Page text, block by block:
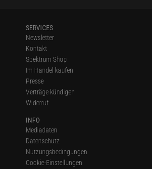
SERVICES
Newsletter
Kontakt
Spektrum Shop
Im Handel kaufen
Presse
Verträge kündigen
Widerruf
INFO
Mediadaten
Datenschutz
Nutzungsbedingungen
Cookie-Einstellungen